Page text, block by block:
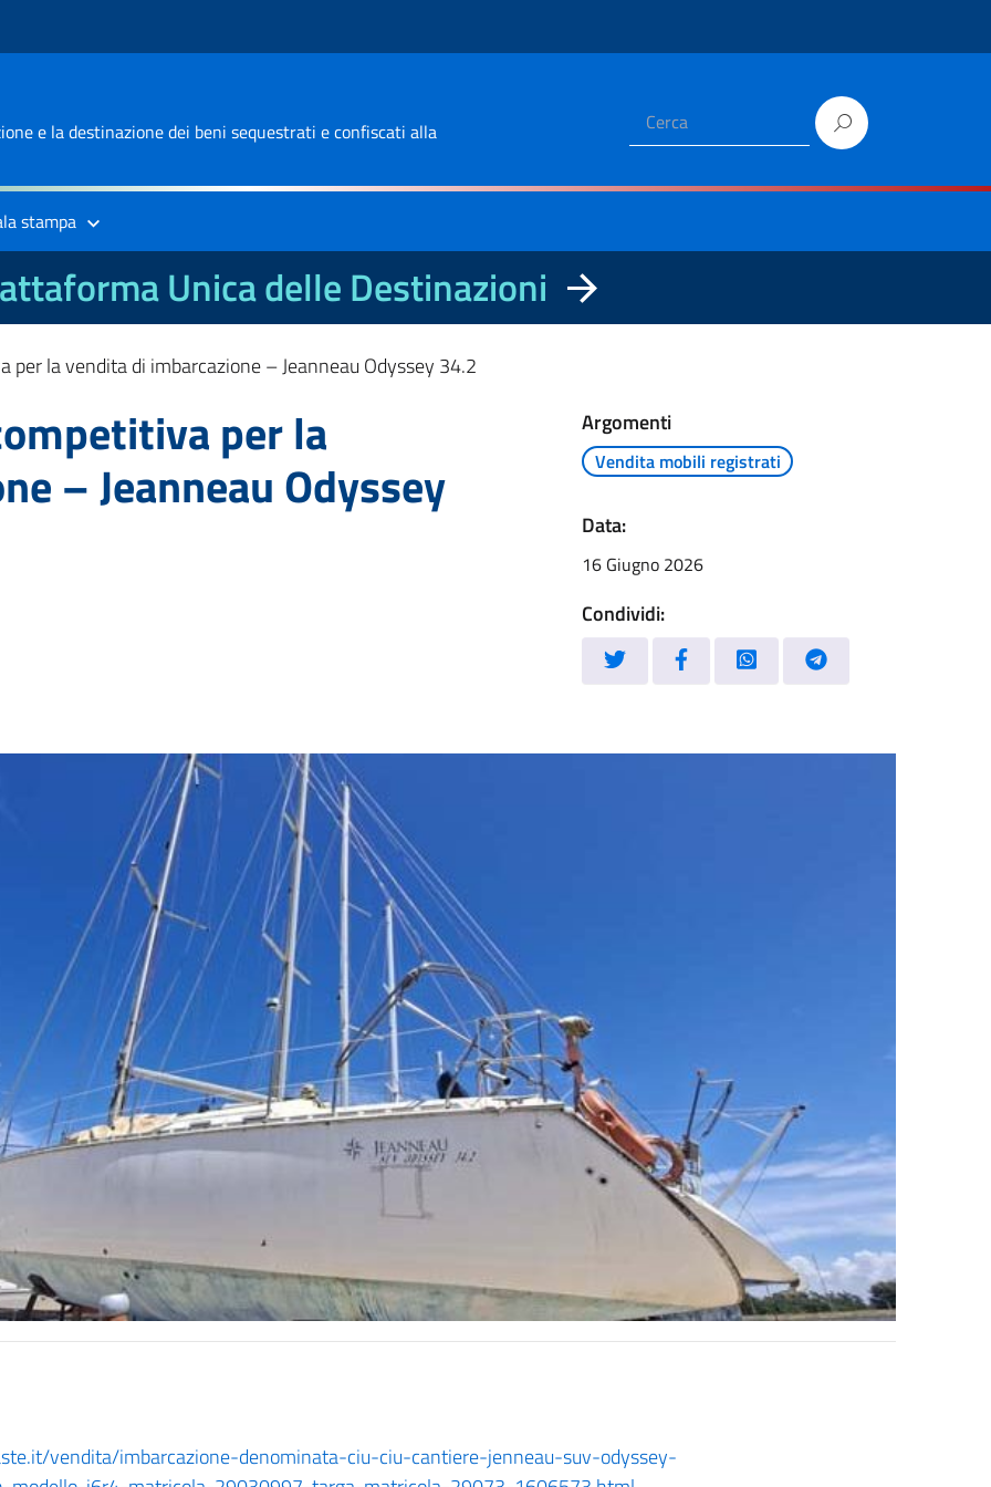
e la destinazione dei beni sequestrati e confiscati alla
stampa
Unica delle Destinazioni
per la vendita di imbarcazione – Jeanneau Odyssey 34.2
per la
– Jeanneau Odyssey
Argomenti
Vendita mobili registrati
Data:
16 Giugno 2026
Condividi:
vendita/imbarcazione-denominata-ciu-ciu-cantiere-jenneau-suv-odyssey-